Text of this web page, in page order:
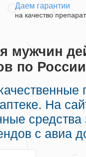
Даем гарантии
на качество
мужчин
по России
На
с авиа